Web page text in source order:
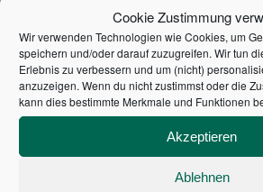
Cookie Zustimmung
Wir verwenden Technologien wie Cookies, um
speichern und/oder darauf zuzugreifen. Wir tun
Erlebnis zu verbessern und um (nicht)
anzuzeigen. Wenn du nicht zustimmst oder die
kann dies bestimmte Merkmale und Funktionen
Akzeptieren
Ablehnen
Aha-Momente schaffen und
etablieren
Preismodelle, Bundling und
Kundenverlust
Die wichtigsten Tools für Billing,
Churn-Management
Ziele setzen, Growth Hacking